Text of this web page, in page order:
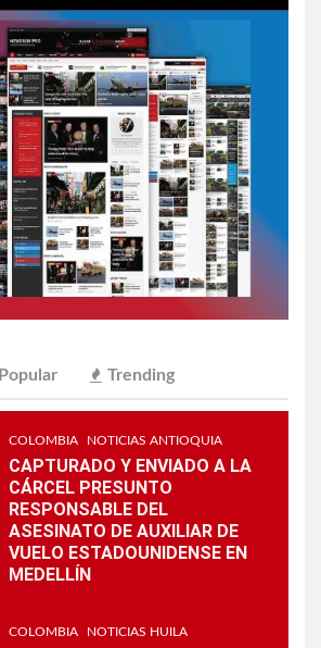
Popular Trending
COLOMBIA NOTICIAS ANTIOQUIA
CAPTURADO Y ENVIADO A LA
CÁRCEL PRESUNTO
RESPONSABLE DEL
ASESINATO DE AUXILIAR DE
VUELO ESTADOUNIDENSE EN
MEDELLÍN
COLOMBIA NOTICIAS HUILA